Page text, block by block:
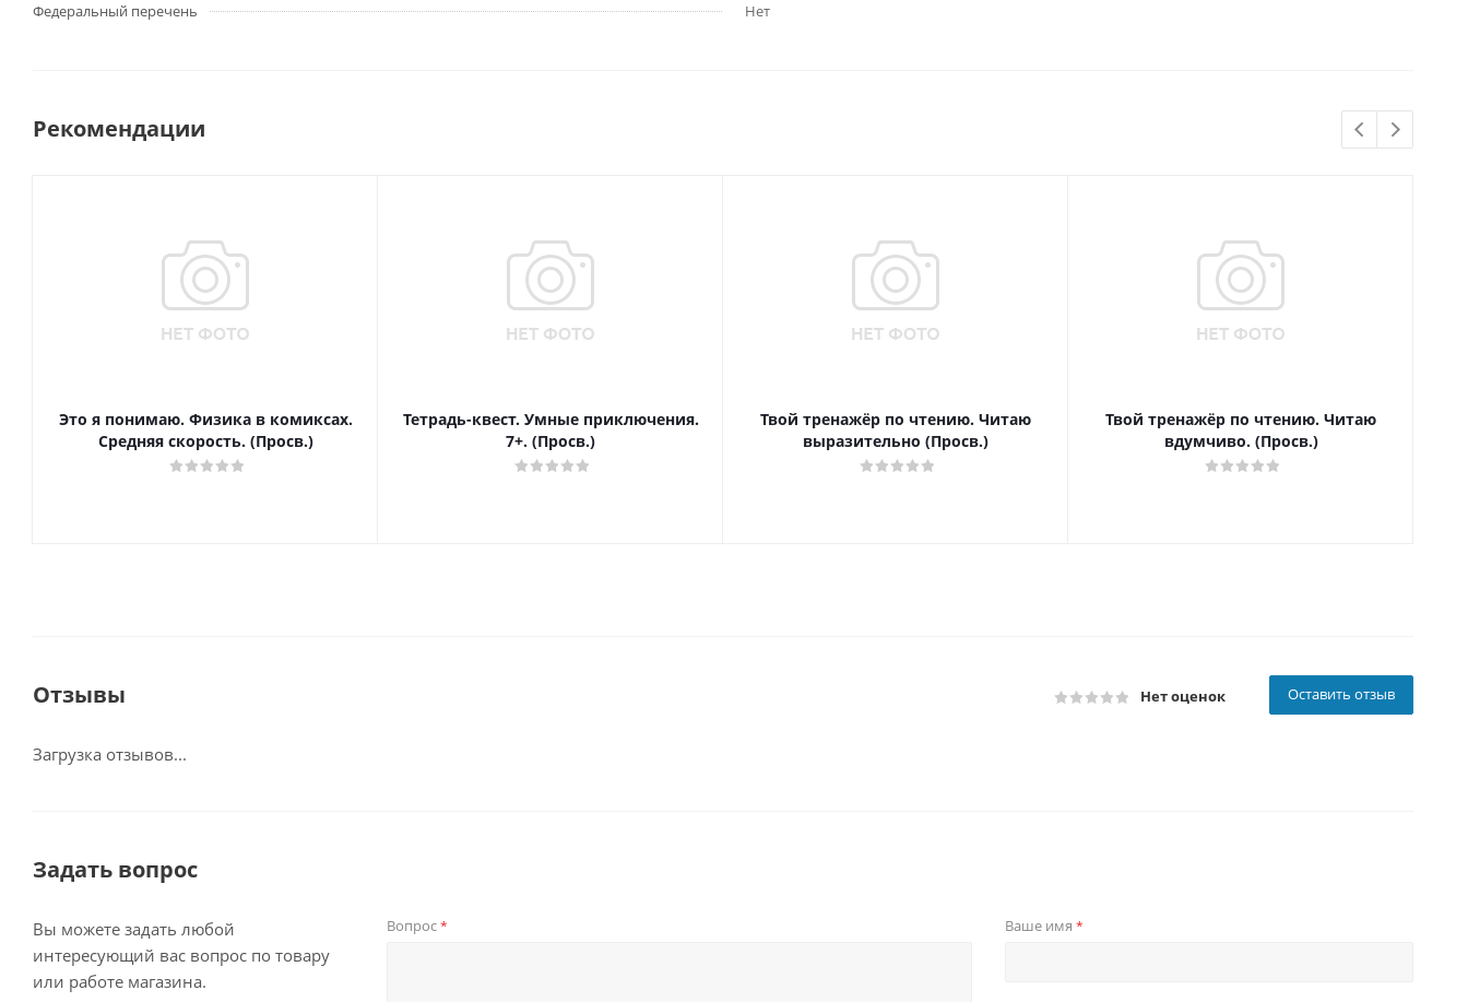
Федеральный перечень
Нет
Рекомендации
Это я понимаю. Физика в комиксах.
Средняя скорость. (Просв.)
Тетрадь-квест. Умные приключения.
7+. (Просв.)
Твой тренажёр по чтению. Читаю
выразительно (Просв.)
Твой тренажёр по чтению. Читаю
вдумчиво. (Просв.)
Отзывы Нет оценок Оставить отзыв
Загрузка отзывов...
Задать вопрос
Вы можете задать любой
интересующий вас вопрос по товару
или работе магазина.
Вопрос* Ваше имя *